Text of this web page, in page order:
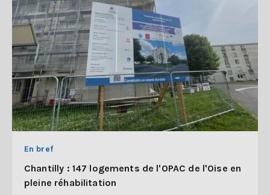
En bref
Chantilly : 147 logements de l'OPAC de l'Oise en
pleine réhabilitation